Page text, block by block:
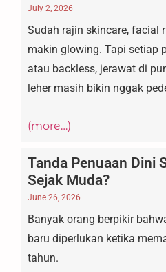
July 2, 2026
Sudah rajin skincare, facial
makin glowing. Tapi setiap
atau backless, jerawat di
leher masih bikin nggak
(more…)
Tanda Penuaan Dini
Sejak Muda?
June 26, 2026
Banyak orang berpikir
baru diperlukan ketika
tahun.